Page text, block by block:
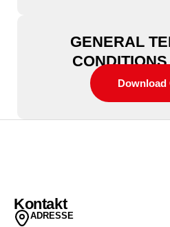
GENERAL
Download
Kontakt
ADRESSE